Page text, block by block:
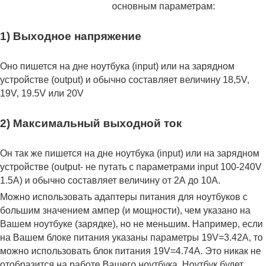
основным параметрам:
1) Выходное напряжение
Оно пишется на дне ноутбука (input) или на зарядном
устройстве (output) и обычно составляет величину 18,5V,
19V, 19.5V или 20V
2) Максимальный выходной ток
Он так же пишется на дне ноутбука (input) или на зарядном
устройстве (output- не путать с параметрами input 100-240V
1.5A) и обычно составляет величину от 2А до 10A.
Можно использовать адаптеры питания для ноутбуков с
большим значением ампер (и мощности), чем указано на
Вашем ноутбуке (зарядке), но не меньшим. Например, если
на Вашем блоке питания указаны параметры 19V=3.42A, то
можно использовать блок питания 19V=4.74A. Это никак не